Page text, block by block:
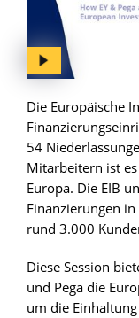
Die Europäische
54
Mitarbeitern ist
Europa. Die EIB
Finanzierungen
rund 3.000
Diese Session
und Pega die
um die